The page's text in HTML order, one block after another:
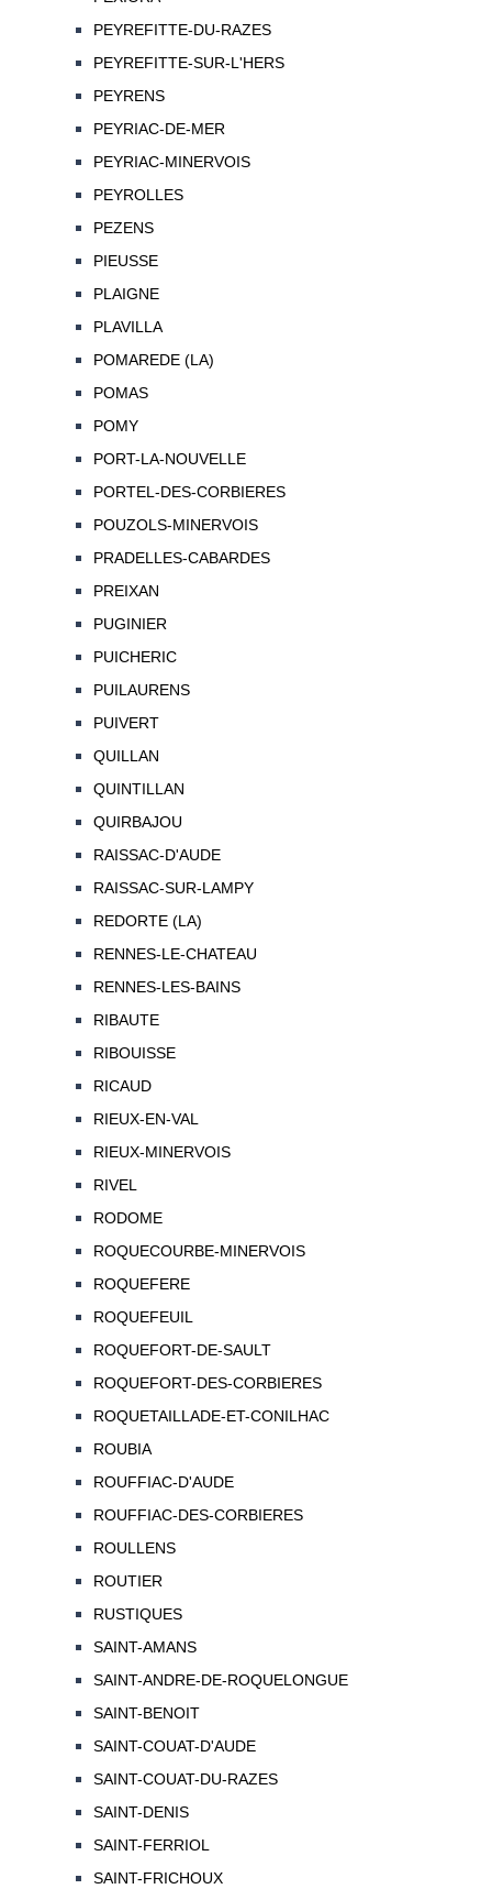
PEYREFITTE-DU-RAZES
PEYREFITTE-SUR-L'HERS
PEYRENS
PEYRIAC-DE-MER
PEYRIAC-MINERVOIS
PEYROLLES
PEZENS
PIEUSSE
PLAIGNE
PLAVILLA
POMAREDE (LA)
POMAS
POMY
PORT-LA-NOUVELLE
PORTEL-DES-CORBIERES
POUZOLS-MINERVOIS
PRADELLES-CABARDES
PREIXAN
PUGINIER
PUICHERIC
PUILAURENS
PUIVERT
QUILLAN
QUINTILLAN
QUIRBAJOU
RAISSAC-D'AUDE
RAISSAC-SUR-LAMPY
REDORTE (LA)
RENNES-LE-CHATEAU
RENNES-LES-BAINS
RIBAUTE
RIBOUISSE
RICAUD
RIEUX-EN-VAL
RIEUX-MINERVOIS
RIVEL
RODOME
ROQUECOURBE-MINERVOIS
ROQUEFERE
ROQUEFEUIL
ROQUEFORT-DE-SAULT
ROQUEFORT-DES-CORBIERES
ROQUETAILLADE-ET-CONILHAC
ROUBIA
ROUFFIAC-D'AUDE
ROUFFIAC-DES-CORBIERES
ROULLENS
ROUTIER
RUSTIQUES
SAINT-AMANS
SAINT-ANDRE-DE-ROQUELONGUE
SAINT-BENOIT
SAINT-COUAT-D'AUDE
SAINT-COUAT-DU-RAZES
SAINT-DENIS
SAINT-FERRIOL
SAINT-FRICHOUX